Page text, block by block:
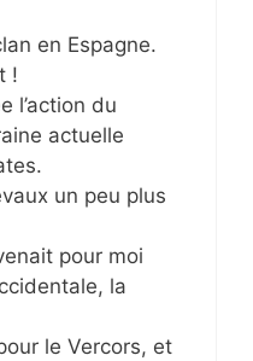
en Espagne.
!
l’action du
actuelle
un peu plus
pour moi
la
le Vercors, et